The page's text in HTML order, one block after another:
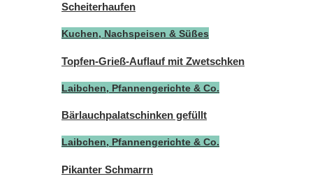
Scheiterhaufen
Kuchen, Nachspeisen & Süßes
Topfen-Grieß-Auflauf mit Zwetschken
Laibchen, Pfannengerichte & Co.
Bärlauchpalatschinken gefüllt
Laibchen, Pfannengerichte & Co.
Pikanter Schmarrn